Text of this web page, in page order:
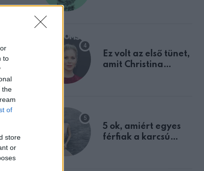
to
the
of
store
or
Ez volt az első tünet,
amit Christina
5 ok, amiért egyes
férfiak a karcsú